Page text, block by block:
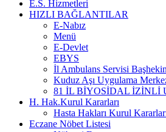
E.S. Hizmetleri
HIZLI BAĞLANTILAR
E-Nabız
Menü
E-Devlet
EBYS
İl Ambulans Servisi
Kuduz Aşı Uygulama
81 İL BİYOSİDAL İZİNLİ
H. Hak.Kurul Kararları
Hasta Hakları Kurul
Eczane Nöbet Listesi